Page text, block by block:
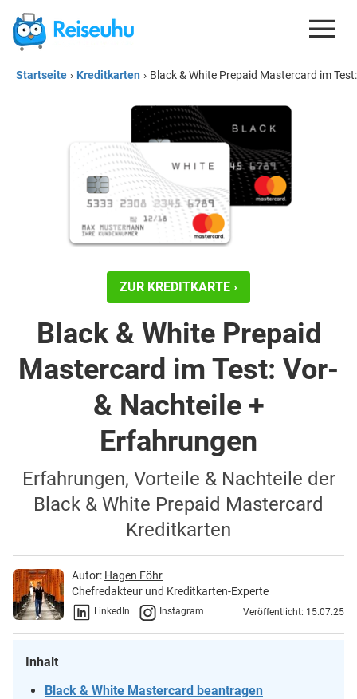
REISEDEALS
GUTSCHEINE
KREDITKARTEN
ESIM
REISEBLOG
Startseite › Kreditkarten › Black & White Prepaid Mastercard im
ZUR KREDITKARTE ›
Black & White Prepaid
Mastercard im Test: Vor-
& Nachteile +
Erfahrungen
Erfahrungen, Vorteile & Nachteile der
Black & White Prepaid Mastercard
Kreditkarten
Autor: Hagen Föhr
Chefredakteur und Kreditkarten-Experte
LinkedIn Instagram Veröffentlicht: 15.07.25
Inhalt
Black & White Mastercard beantragen